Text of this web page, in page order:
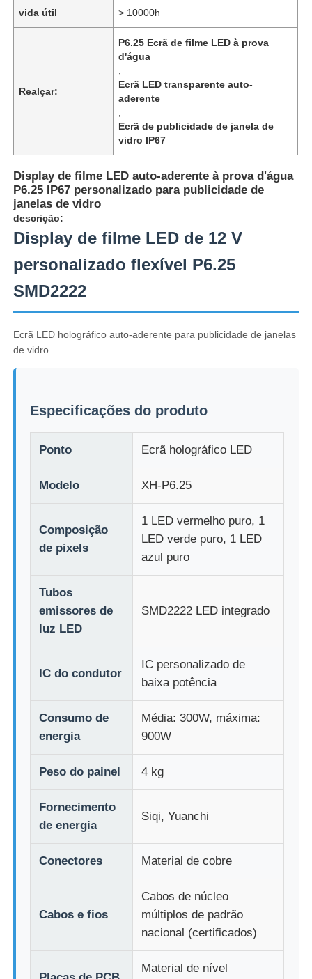
Para casa
Sobre nós
Contacte-nos
Notícias
Solicitar Orçamento
Exibição de malha LED
Display LED transparente
Tela LED Voadora para Drone
Ecrã LED holográfico
Tela de exibição transparente
vida útil > 10000h
Realçar:
P6.25 Ecrã de filme LED à prova
d'água
Ecrã LED transparente auto-
aderente
Ecrã de publicidade de janela de
vidro IP67
Display de filme LED auto-aderente à prova d'água
P6.25 IP67 personalizado para publicidade de
janelas de vidro
descrição:
Display de filme LED de 12 V
personalizado flexível P6.25
SMD2222
Ecrã LED holográfico auto-aderente para publicidade de janelas
de vidro
Especificações do produto
Ponto Ecrã holográfico LED
Modelo XH-P6.25
Composição
de pixels
1 LED vermelho puro, 1
LED verde puro, 1 LED
azul puro
Tubos
emissores de
luz LED
SMD2222 LED integrado
IC do condutor
IC personalizado de
baixa potência
Consumo de
energia
Média: 300W, máxima:
900W
Peso do painel 4 kg
Fornecimento
de energia
Siqi, Yuanchi
Conectores Material de cobre
Cabos e fios
Cabos de núcleo
múltiplos de padrão
nacional (certificados)
Material de nível